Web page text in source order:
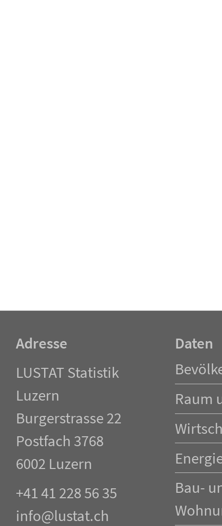
Adresse
LUSTAT Statistik
Luzern
Burgerstrasse 22
Postfach 3768
6002 Luzern
+41 41 228 56 35
info@lustat.ch
Daten
überspringen
Raum
Bau-